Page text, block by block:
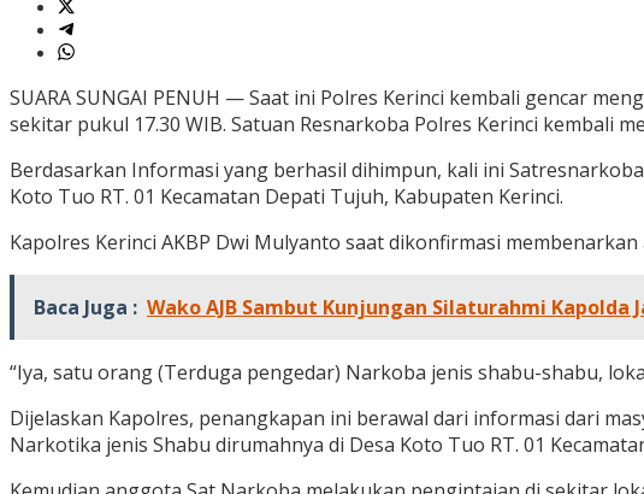
SUARA SUNGAI PENUH — Saat ini Polres Kerinci kembali gencar
sekitar pukul 17.30 WIB. Satuan Resnarkoba Polres Kerinci kembali
Berdasarkan Informasi yang berhasil dihimpun, kali ini
Koto Tuo RT. 01 Kecamatan Depati Tujuh, Kabupaten Kerinci.
Kapolres Kerinci AKBP Dwi Mulyanto saat dikonfirmasi
Baca Juga : Wako AJB Sambut Kunjungan Silaturahmi Kapolda
“Iya, satu orang (Terduga pengedar) Narkoba jenis shabu-shabu,
Dijelaskan Kapolres, penangkapan ini berawal dari informasi dari
Narkotika jenis Shabu dirumahnya di Desa Koto Tuo RT. 01